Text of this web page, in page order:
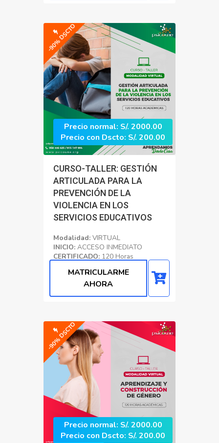
-90% DSCTO
Precio normal: S/. 2000.00
Precio con Dscto: S/. 200.00
CURSO-TALLER: GESTIÓN
ARTICULADA PARA LA
PREVENCIÓN DE LA
VIOLENCIA EN LOS
SERVICIOS EDUCATIVOS
Modalidad: VIRTUAL
INICIO: ACCESO INMEDIATO
CERTIFICADO: 120 Horas
Educacion
MATRICULARME
AHORA
-90% DSCTO
Precio normal: S/. 2000.00
Precio con Dscto: S/. 200.00